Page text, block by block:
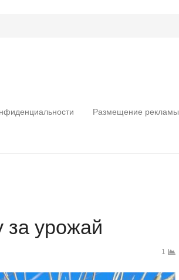
Размещение рекламы
за урожай
1